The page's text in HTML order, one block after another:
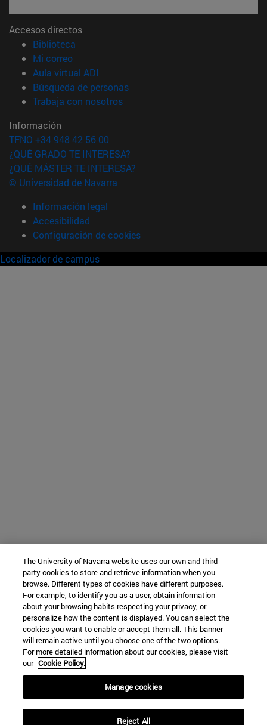
Accesos directos
Biblioteca
Mi correo(abre en nueva ventana)
Aula virtual ADI
Búsqueda de personas(abre en nueva ventana)
Trabaja con nosotros(abre en nueva ventana)
Información
TFNO +34 948 42 56 00
¿QUÉ GRADO TE INTERESA?
¿QUÉ MÁSTER TE INTERESA?
© Universidad de Navarra
Información legal
Accesibilidad
Configuración de cookies
Localizador de campus
The University of Navarra website uses our own and third-
party cookies to store and retrieve information when you
browse. Different types of cookies have different purposes.
For example, to identify you as a user, obtain information
about your browsing habits respecting your privacy, or
personalize how the content is displayed. You can select the
cookies you want to enable or accept them all. This banner
will remain active until you choose one of the two options.
For more detailed information about our cookies, please visit
our Cookie Policy.
Manage cookies
Reject All